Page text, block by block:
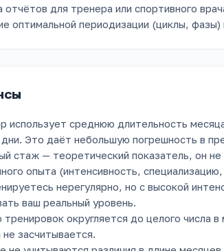
отчётов для тренера или спортивного
оптимальной периодизации (циклы, фазы)
использует среднюю длительность
Это даёт небольшую погрешность в
стаж — теоретический показатель, он
опыта (интенсивность,
нерегулярно, но с высокой
ваш реальный уровень.
тренировок округляется до целого числа
засчитывается.